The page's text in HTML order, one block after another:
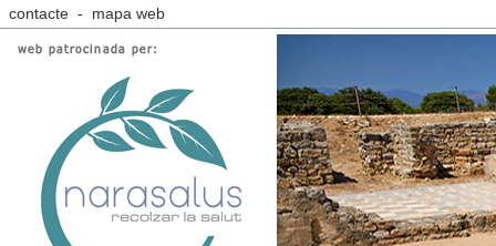
contacte - mapa web